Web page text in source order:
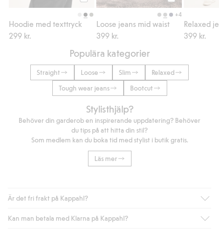
Hoodie med texttryck
299 kr.
Köp
+4
Loose jeans mid waist
399 kr.
399 kr.
Populära kategorier
Straight Loose Slim
Relaxed
Tough wear jeans
Bootcut
Stylisthjälp?
Behöver din garderob en inspirerande uppdatering? Behöver
du tips på att hitta din stil?
Som medlem kan du boka tid med stylist i butik gratis.
Läs mer
Är det fri frakt på Kappahl?
Är du medlem i Kappahl Club har du alltid gratis frakt till butik
Kan man betala med Klarna på Kappahl?